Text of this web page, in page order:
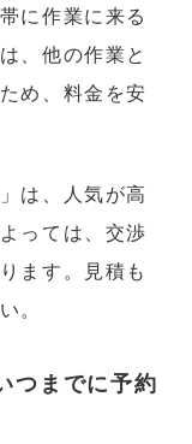
に作業に来る
、他の作業と
め、料金を安
は、人気が高
っては、交渉
ます。見積も
。
つまでに予約